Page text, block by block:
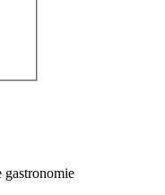
gastronomie